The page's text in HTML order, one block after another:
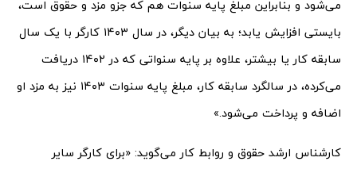
می‌شود و بنابراین مبلغ پایه سنوات هم که جزو مزد و حقوق است،
بایستی افزایش یابد؛ به بیان دیگر، در سال ۱۴۰۳ کارگر با یک سال
سابقه کار یا بیشتر، علاوه بر پایه سنواتی که در ۱۴۰۲ دریافت
می‌کرده، در سالگرد سابقه کار، مبلغ پایه سنوات ۱۴۰۳ نیز به مزد او
اضافه و پرداخت می‌شود.»
کارشناس ارشد حقوق و روابط کار می‌گوید: «برای کارگر سایر